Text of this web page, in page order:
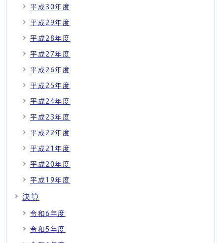
平成30年度
平成29年度
平成28年度
平成27年度
平成26年度
平成25年度
平成24年度
平成23年度
平成22年度
平成21年度
平成20年度
平成19年度
決算
令和6年度
令和5年度